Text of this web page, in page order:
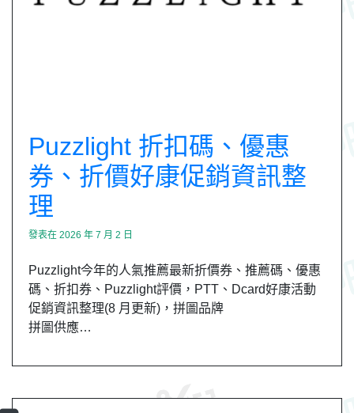
Puzzlight 折扣碼、優惠
券、折價好康促銷資訊整
理
發表在 2026 年 7 月 2 日
Puzzlight今年的人氣推薦最新折價券、推薦碼、優惠
碼、折扣券、Puzzlight評價，PTT、Dcard好康活動
促銷資訊整理(8 月更新)，拼圖品牌
拼圖供應…